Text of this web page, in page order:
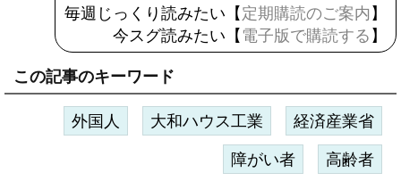
毎週じっくり読みたい【 定期購読のご案内 】
今スグ読みたい【 電子版で購読する 】
この記事のキーワード
外国人 大和ハウス工業 経済産業省
障がい者 高齢者